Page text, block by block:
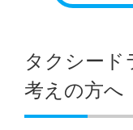
タクシード
考えの方へ